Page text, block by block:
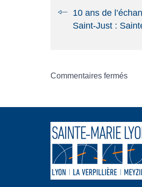
10 ans de
Saint-Just :
Commentaires fermés